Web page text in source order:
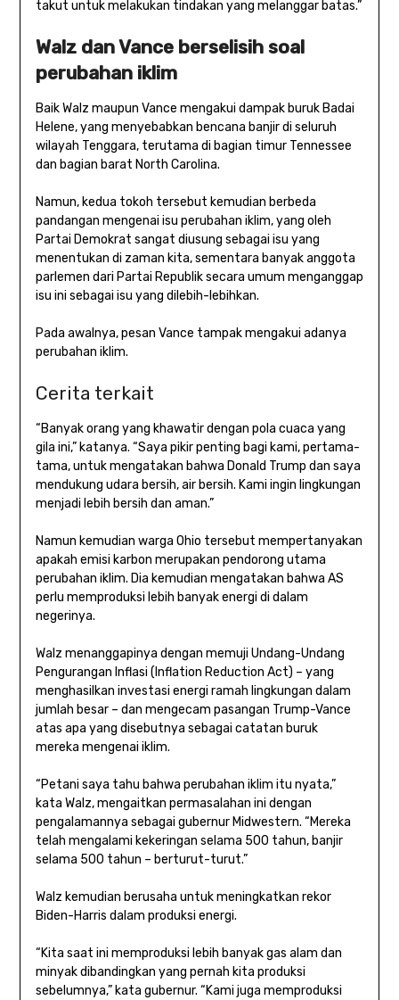
takut untuk melakukan tindakan yang melanggar batas.”
Walz dan Vance berselisih soal
perubahan iklim
Baik Walz maupun Vance mengakui dampak buruk Badai
Helene, yang menyebabkan bencana banjir di seluruh
wilayah Tenggara, terutama di bagian timur Tennessee
dan bagian barat North Carolina.
Namun, kedua tokoh tersebut kemudian berbeda
pandangan mengenai isu perubahan iklim, yang oleh
Partai Demokrat sangat diusung sebagai isu yang
menentukan di zaman kita, sementara banyak anggota
parlemen dari Partai Republik secara umum menganggap
isu ini sebagai isu yang dilebih-lebihkan.
Pada awalnya, pesan Vance tampak mengakui adanya
perubahan iklim.
Cerita terkait
“Banyak orang yang khawatir dengan pola cuaca yang
gila ini,” katanya. “Saya pikir penting bagi kami, pertama-
tama, untuk mengatakan bahwa Donald Trump dan saya
mendukung udara bersih, air bersih. Kami ingin lingkungan
menjadi lebih bersih dan aman.”
Namun kemudian warga Ohio tersebut mempertanyakan
apakah emisi karbon merupakan pendorong utama
perubahan iklim. Dia kemudian mengatakan bahwa AS
perlu memproduksi lebih banyak energi di dalam
negerinya.
Walz menanggapinya dengan memuji Undang-Undang
Pengurangan Inflasi (Inflation Reduction Act) – yang
menghasilkan investasi energi ramah lingkungan dalam
jumlah besar – dan mengecam pasangan Trump-Vance
atas apa yang disebutnya sebagai catatan buruk
mereka mengenai iklim.
“Petani saya tahu bahwa perubahan iklim itu nyata,”
kata Walz, mengaitkan permasalahan ini dengan
pengalamannya sebagai gubernur Midwestern. “Mereka
telah mengalami kekeringan selama 500 tahun, banjir
selama 500 tahun – berturut-turut.”
Walz kemudian berusaha untuk meningkatkan rekor
Biden-Harris dalam produksi energi.
“Kita saat ini memproduksi lebih banyak gas alam dan
minyak dibandingkan yang pernah kita produksi
sebelumnya,” kata gubernur. “Kami juga memproduksi